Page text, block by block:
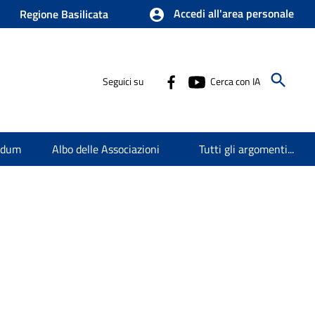
Regione Basilicata Accedi all'area personale
Seguici su Cerca con IA
Albo delle Associazioni Tutti gli argomenti...